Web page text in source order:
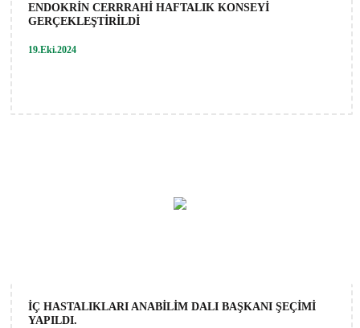
ENDOKRİN CERRRAHİ HAFTALIK KONSEYİ
GERÇEKLEŞTİRİLDİ
19.Eki.2024
İÇ HASTALIKLARI ANABİLİM DALI BAŞKANI ŞEÇİMİ
YAPILDI.